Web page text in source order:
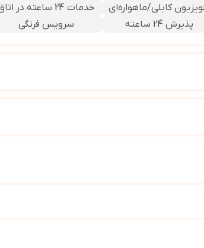
کابلی/ماهواره‌ای خدمات 24 ساعته در اتاق
پذیرش 24 ساعته سرویس فرنگی
استخر سرپوشیده
در لابی اینترنت بیسیم در اتاقها (شارژ جداگانه)